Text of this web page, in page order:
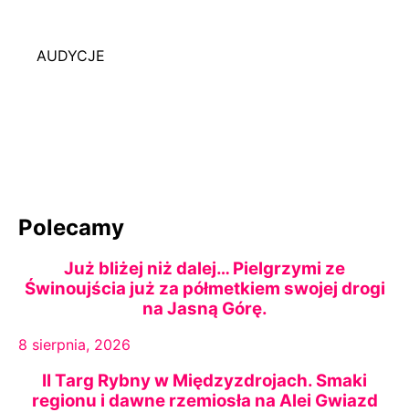
AUDYCJE
Polecamy
Już bliżej niż dalej… Pielgrzymi ze
Świnoujścia już za półmetkiem swojej drogi
na Jasną Górę.
8 sierpnia, 2026
II Targ Rybny w Międzyzdrojach. Smaki
regionu i dawne rzemiosła na Alei Gwiazd